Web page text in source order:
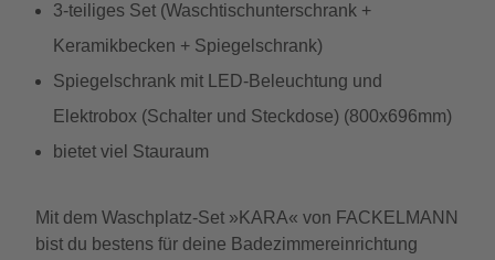
3-teiliges Set (Waschtischunterschrank +
Keramikbecken + Spiegelschrank)
Spiegelschrank mit LED-Beleuchtung und
Elektrobox (Schalter und Steckdose) (800x696mm)
bietet viel Stauraum
Mit dem Waschplatz-Set »KARA« von FACKELMANN
bist du bestens für deine Badezimmereinrichtung